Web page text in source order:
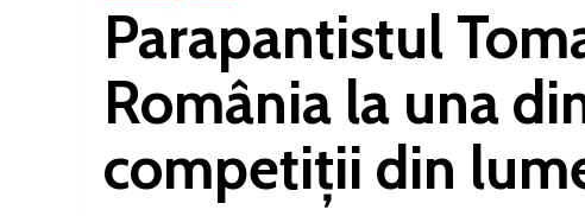
Parapantistul
România la una
competiții din